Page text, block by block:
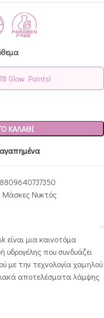
Glow Points!
ΚΑΛΆΘΙ
8809640737350
Μάσκες Νυκτός
μια καινοτόμα
που συνδυάζει
με την τεχνολογία χαμηλού
αποτελέσματα λάμψης